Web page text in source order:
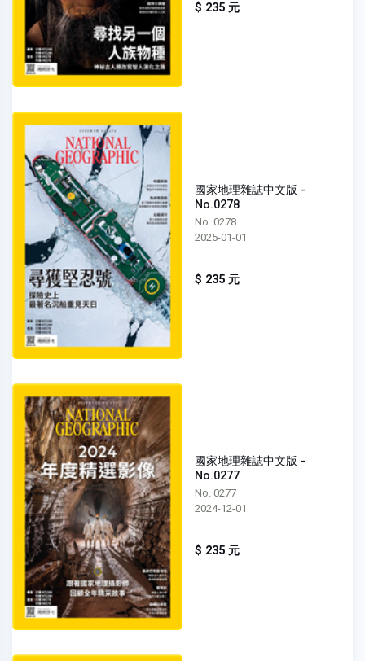
$ 235 元
國家地理雜誌中文版 -
No.0278
No. 0278
2025-01-01
$ 235 元
國家地理雜誌中文版 -
No.0277
No. 0277
2024-12-01
$ 235 元